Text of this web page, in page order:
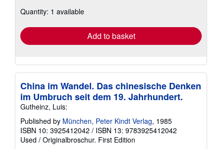
shipping
Quantity: 1 available
Add to basket
China im Wandel. Das chinesische Denken
im Umbruch seit dem 19. Jahrhundert.
Gutheinz, Luis:
Published by München, Peter Kindt Verlag, 1985
ISBN 10: 3925412042 / ISBN 13: 9783925412042
Used / Originalbroschur. First Edition